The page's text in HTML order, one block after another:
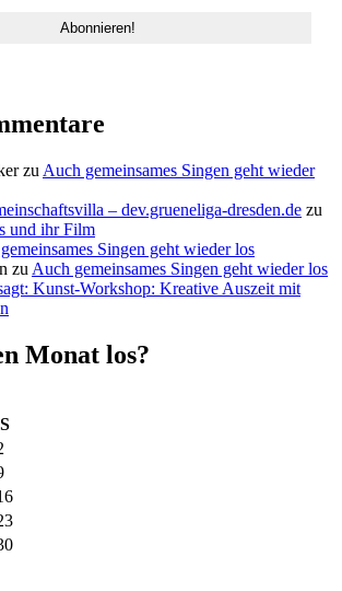
zu Auch gemeinsames Singen geht wieder
– dev.grueneliga-dresden.de zu
und ihr Film
Singen geht wieder los
zu Auch gemeinsames Singen geht wieder los
Kunst-Workshop: Kreative Auszeit mit
Monat los?
S